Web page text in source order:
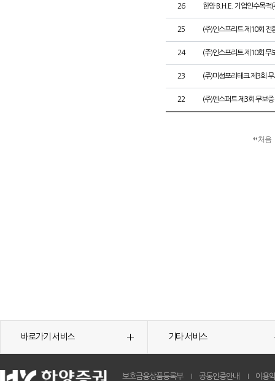
26 한양 B.H.E. 기업인수목적
25 (주)인스프리트 제10회 전
24 (주)인스프리트 제10회 무
23 (주)미성포리테크 제3회
22 (주)엔스퍼트 제3회 무보
처음
바로가기 서비스 기타 서비스
보호금융상품등록부 공동인증안내 이용